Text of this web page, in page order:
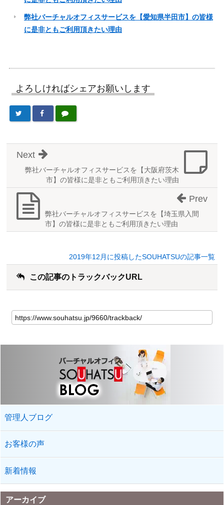
弊社バーチャルオフィスサービスを【愛知県半田市】の皆様
に是非ともご利用頂きたい理由
よろしければシェアお願いします
弊社バーチャルオフィスサービスを【大阪府茨木
市】の皆様に是非ともご利用頂きたい理由
Next
弊社バーチャルオフィスサービスを【埼玉県入間
市】の皆様に是非ともご利用頂きたい理由
Prev
2019年12月に投稿したSOUHATSUの記事一覧
この記事のトラックバックURL
管理人ブログ
お客様の声
新着情報
アーカイブ